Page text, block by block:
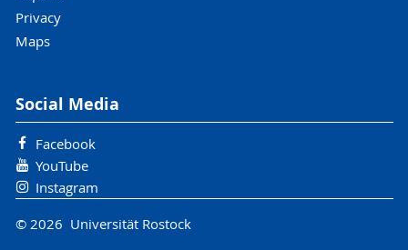
Privacy
Maps
Social Media
Facebook
YouTube
Instagram
© 2026 Universität Rostock